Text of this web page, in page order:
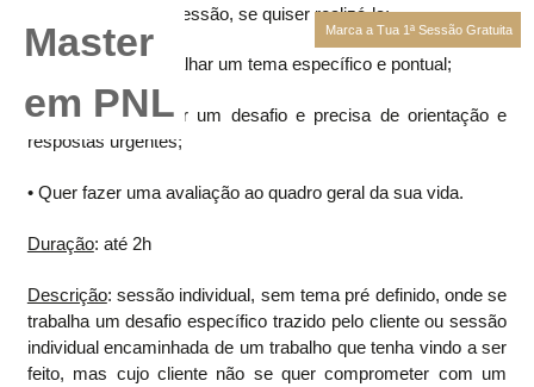
Marca a Tua 1ª Sessão Gratuita
realizar a próxima sessão, se quiser realizá-la;
• Necessita de trabalhar um tema específico e pontual;
• Está a atravessar um desafio e precisa de orientação e
respostas urgentes;
• Quer fazer uma avaliação ao quadro geral da sua vida.
Duração: até 2h
Descrição: sessão individual, sem tema pré definido, onde se
trabalha um desafio específico trazido pelo cliente ou sessão
individual encaminhada de um trabalho que tenha vindo a ser
feito, mas cujo cliente não se quer comprometer com um